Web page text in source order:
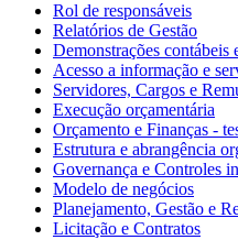
Rol de responsáveis
Relatórios de Gestão
Demonstrações contábeis
Acesso a informação e
Servidores, Cargos e
Execução orçamentária
Orçamento e Finanças -
Estrutura e abrangência
Governança e Controles
Modelo de negócios
Planejamento, Gestão e
Licitação e Contratos